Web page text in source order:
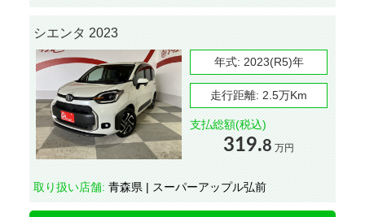
シエンタ 2023
年式: 2023(R5)年
走行距離: 2.5万Km
支払総額(税込)
319.8 万円
取り扱い店舗: 青森県 | スーパーアップル弘前